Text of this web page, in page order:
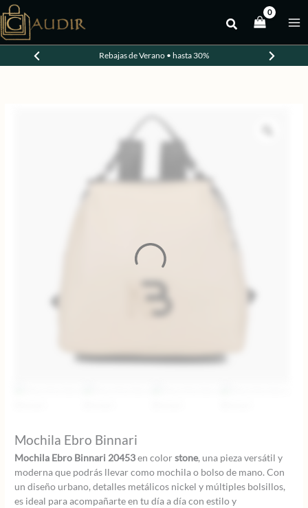
al
contenido
Rebajas de Verano • hasta 30%
-30%
Mochila Ebro Binnari
Mochila Ebro Binnari 20453en colorstone, una pieza versátil y
moderna que podrás llevar como mochila o bolso de mano. Con
un diseño urbano, detalles metálicos nickel y múltiples bolsillos,
es ideal para acompañarte en tu día a día con estilo y